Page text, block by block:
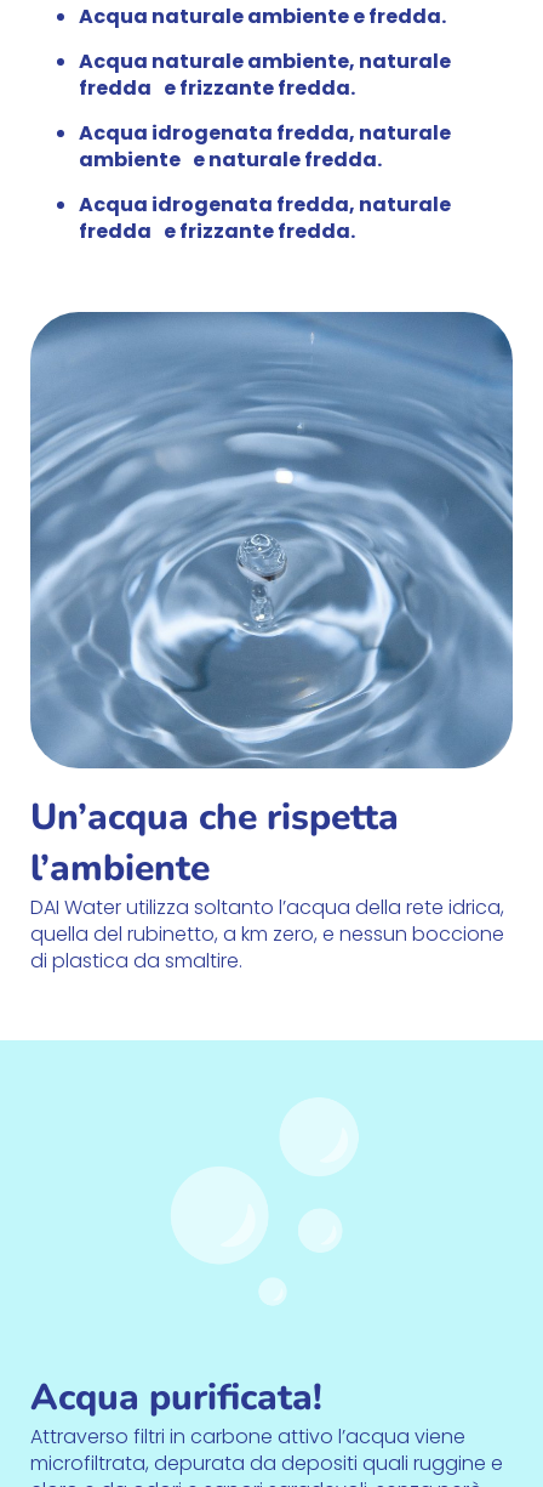
Acqua naturale ambiente e fredda.
Acqua naturale ambiente, naturale
fredda e frizzante fredda.
Acqua idrogenata fredda, naturale
ambiente e naturale fredda.
Acqua idrogenata fredda, naturale
fredda e frizzante fredda.
Un’acqua che rispetta
l’ambiente
DAI Water utilizza soltanto l’acqua della rete idrica,
quella del rubinetto, a km zero, e nessun boccione
di plastica da smaltire.
Acqua purificata!
Attraverso filtri in carbone attivo l’acqua viene
microfiltrata, depurata da depositi quali ruggine e